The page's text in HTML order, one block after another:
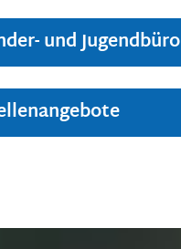
und Jugendbüro